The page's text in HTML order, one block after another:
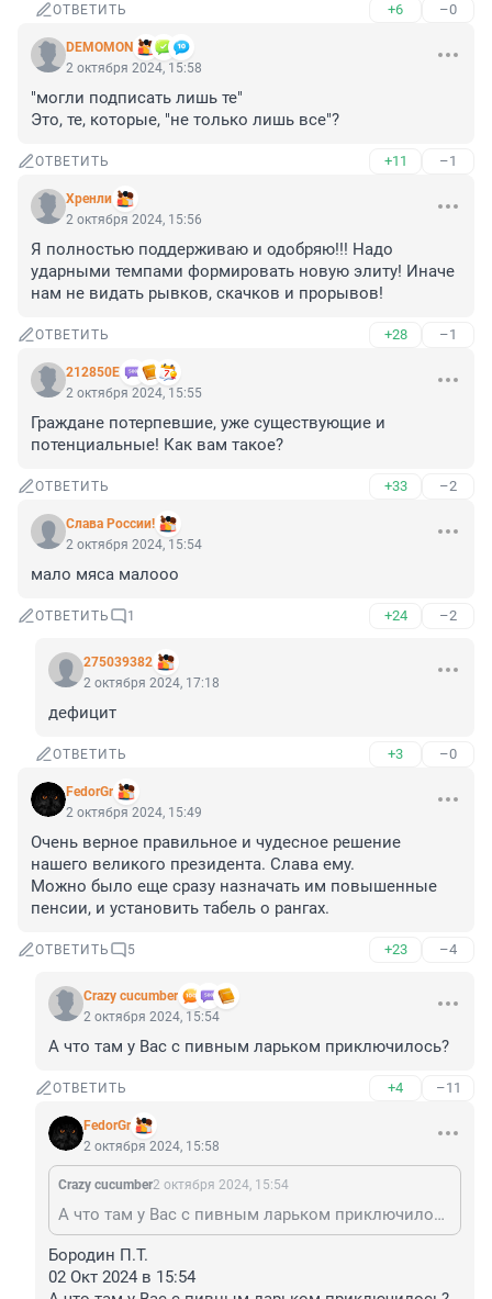
ОТВЕТИТЬ +6 –0
DEMOMON
2 октября 2024, 15:58
"могли подписать лишь те"
Это, те, которые, "не только лишь все"?
ОТВЕТИТЬ +11 –1
Хренли
2 октября 2024, 15:56
Я полностью поддерживаю и одобряю!!! Надо
ударными темпами формировать новую элиту! Иначе
нам не видать рывков, скачков и прорывов!
ОТВЕТИТЬ +28 –1
212850Е
2 октября 2024, 15:55
Граждане потерпевшие, уже существующие и
потенциальные! Как вам такое?
ОТВЕТИТЬ +33 –2
Слава России!
2 октября 2024, 15:54
мало мяса малооо
ОТВЕТИТЬ 1 +24 –2
275039382
2 октября 2024, 17:18
дефицит
ОТВЕТИТЬ +3 –0
FedorGr
2 октября 2024, 15:49
Очень верное правильное и чудесное решение
нашего великого президента. Слава ему.
Можно было еще сразу назначать им повышенные
пенсии, и установить табель о рангах.
ОТВЕТИТЬ 5 +23 –4
Crazy cucumber
2 октября 2024, 15:54
А что там у Вас с пивным ларьком приключилось?
ОТВЕТИТЬ +4 –11
FedorGr
2 октября 2024, 15:58
Crazy cucumber2 октября 2024, 15:54
А что там у Вас с пивным ларьком приключилось?
Бородин П.Т.
02 Окт 2024 в 15:54